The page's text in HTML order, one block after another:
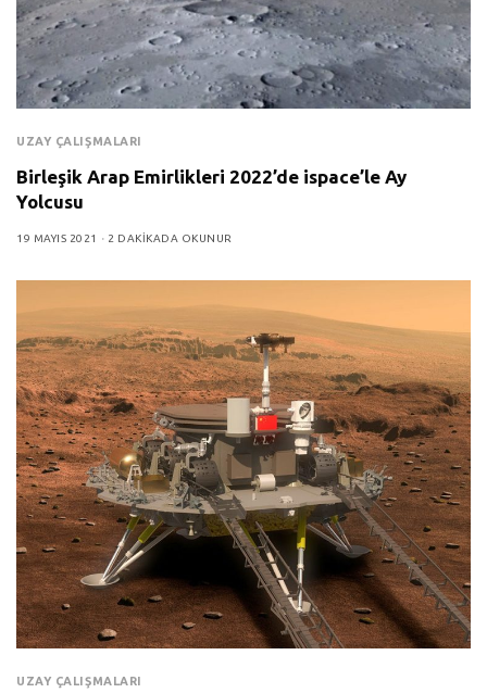
UZAY ÇALIŞMALARI
Birleşik Arap Emirlikleri 2022’de ispace’le Ay
Yolcusu
19 MAYIS 2021 2 DAKIKADA OKUNUR
UZAY ÇALIŞMALARI